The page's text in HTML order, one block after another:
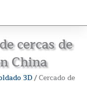
cercas de
China
3D/ Cercado de